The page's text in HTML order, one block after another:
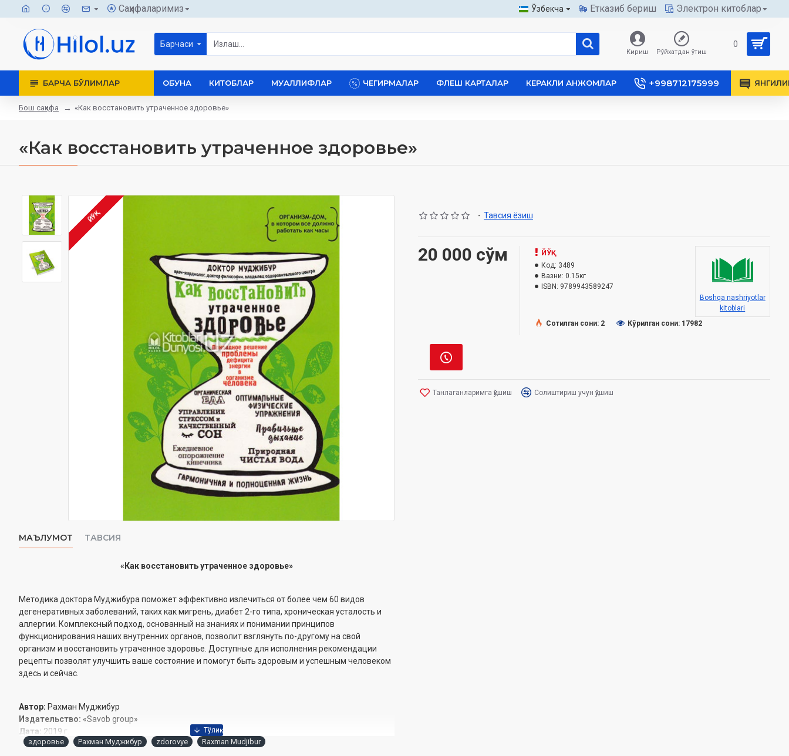
Саҳифаларимиз Ўзбекча Етказиб бериш Электрон китоблар
Барчаси
Кириш Рўйхатдан ўтиш
0
БАРЧА БЎЛИМЛАР ОБУНА КИТОБЛАР МУАЛЛИФЛАР ЧЕГИРМАЛАР ФЛЕШ КАРТАЛАР КЕРАКЛИ АНЖОМЛАР +998712175999
Бош саҳифа «Как восстановить утраченное здоровье»
«Как восстановить утраченное здоровье»
ЙЎҚ
МАЪЛУМОТ ТАВСИЯ
«Как восстановить утраченное здоровье»
Методика доктора Муджибура поможет эффективно излечиться от более чем 60 видов
дегенеративных заболеваний, таких как мигрень, диабет 2-го типа, хроническая усталость и
аллергии. Комплексный подход, основанный на знаниях и понимании принципов
функционирования наших внутренних органов, позволит взглянуть по-другому на свой
организм и восстановить утраченное здоровье. Доступные для исполнения рекомендации
рецепты позволят улучшить ваше состояние и помогут быть здоровым и успешным человеком
здесь и сейчас.
Автор: Рахман Муджибур
Издательство: «Savob group»‎
Дата: 2019 г.
Размер:60x84 1/16
- Тавсия ёзиш
20 000 сўм
ЙЎҚ
Код: 3489
Вазни: 0.15кг
ISBN: 9789943589247
Boshqa nashriyotlar
kitoblari
Сотилган сони: 2
Кўрилган сони: 17982
Танлаганларимга қўшиш Солиштириш учун қўшиш
здоровье Рахман Муджибур zdorovye Raxman Mudjibur